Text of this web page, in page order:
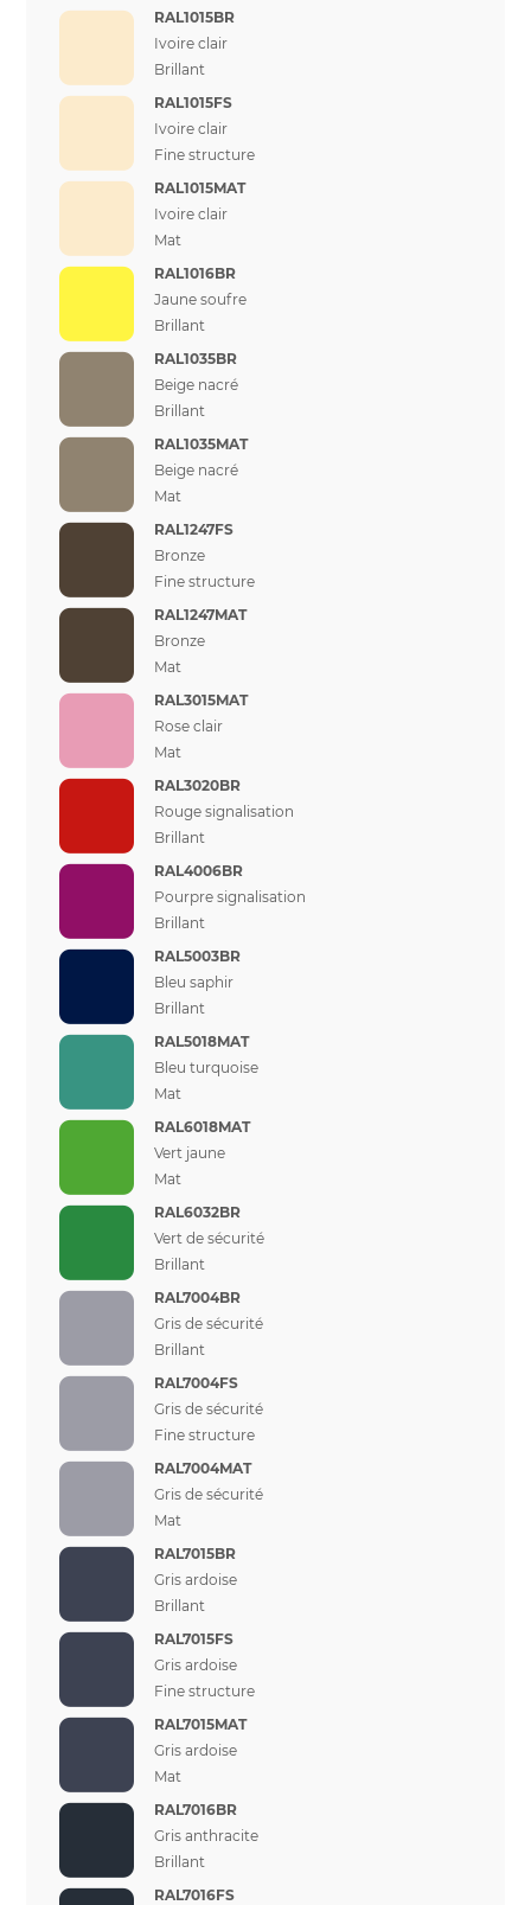
RAL1015BR
Ivoire clair
Brillant
RAL1015FS
Ivoire clair
Fine structure
RAL1015MAT
Ivoire clair
Mat
RAL1016BR
Jaune soufre
Brillant
RAL1035BR
Beige nacré
Brillant
RAL1035MAT
Beige nacré
Mat
RAL1247FS
Bronze
Fine structure
RAL1247MAT
Bronze
Mat
RAL3015MAT
Rose clair
Mat
RAL3020BR
Rouge signalisation
Brillant
RAL4006BR
Pourpre signalisation
Brillant
RAL5003BR
Bleu saphir
Brillant
RAL5018MAT
Bleu turquoise
Mat
RAL6018MAT
Vert jaune
Mat
RAL6032BR
Vert de sécurité
Brillant
RAL7004BR
Gris de sécurité
Brillant
RAL7004FS
Gris de sécurité
Fine structure
RAL7004MAT
Gris de sécurité
Mat
RAL7015BR
Gris ardoise
Brillant
RAL7015FS
Gris ardoise
Fine structure
RAL7015MAT
Gris ardoise
Mat
RAL7016BR
Gris anthracite
Brillant
RAL7016FS